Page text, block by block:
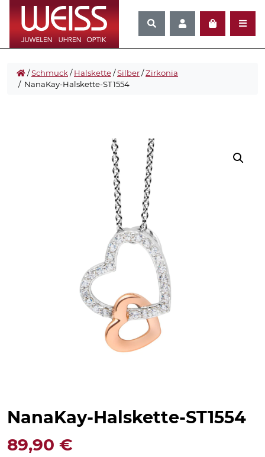
/Schmuck/Halskette/Silber/Zirkonia
/ NanaKay-Halskette-ST1554
NanaKay-Halskette-ST1554
89,90 €